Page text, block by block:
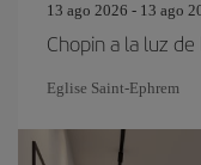
13 ago 2026 - 13 ago
Chopin a la luz
Eglise Saint‐Ephrem